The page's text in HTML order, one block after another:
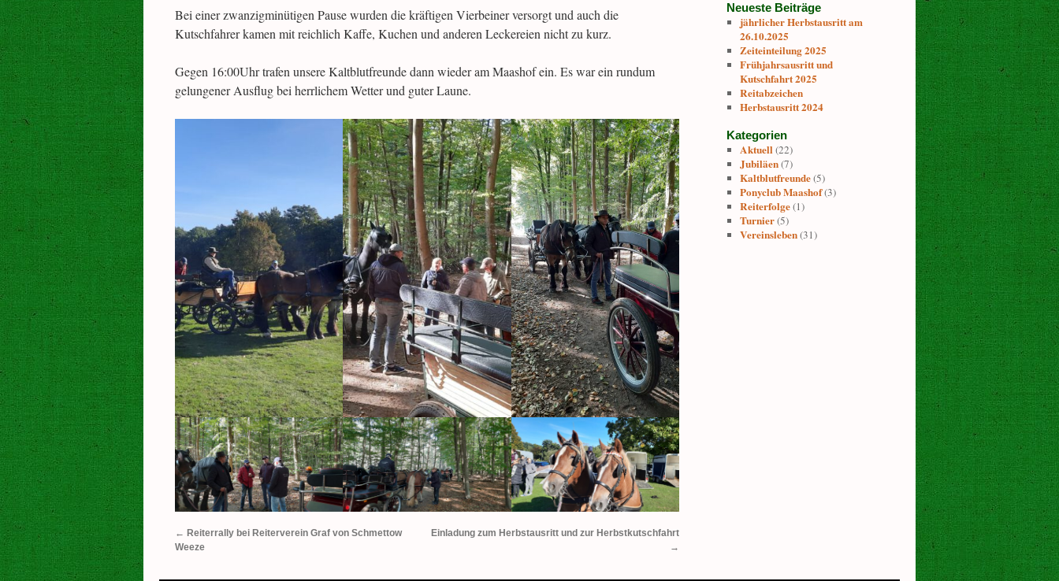
Bei einer zwanzigminütigen Pause wurden die kräftigen Vierbeiner versorgt und auch die
Kutschfahrer kamen mit reichlich Kaffe, Kuchen und anderen Leckereien nicht zu kurz.
Gegen 16:00Uhr trafen unsere Kaltblutfreunde dann wieder am Maashof ein. Es war ein rundum
gelungener Ausflug bei herrlichem Wetter und guter Laune.
← Reiterrally bei Reiterverein Graf von Schmettow
Weeze
Einladung zum Herbstausritt und zur Herbstkutschfahrt
→
Neueste Beiträge
jährlicher Herbstausritt am
26.10.2025
Zeiteinteilung 2025
Frühjahrsausritt und
Kutschfahrt 2025
Reitabzeichen
Herbstausritt 2024
Kategorien
Aktuell(22)
Jubiläen(7)
Kaltblutfreunde(5)
Ponyclub Maashof(3)
Reiterfolge(1)
Turnier(5)
Vereinsleben(31)